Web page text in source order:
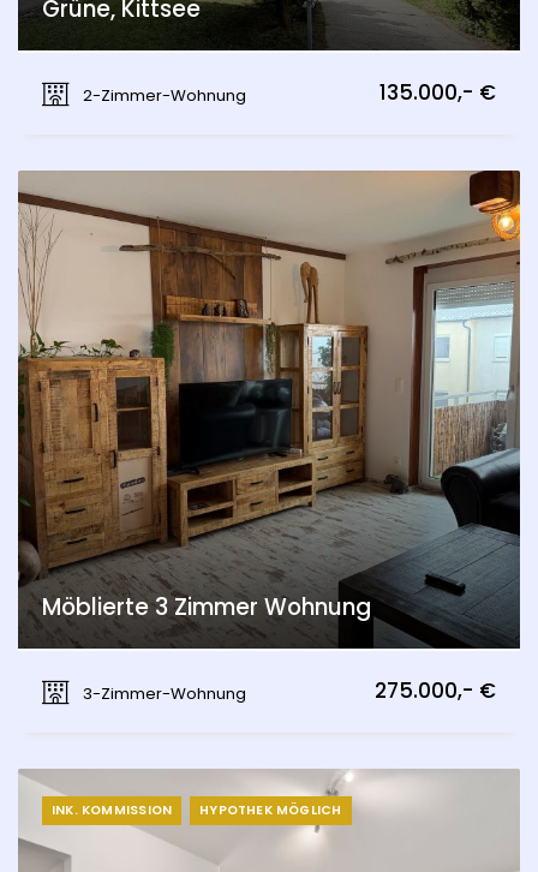
Grüne, Kittsee
2-Zimmer-Wohnung
135.000,- €
Möblierte 3 Zimmer Wohnung
3-Zimmer-Wohnung
275.000,- €
INK. KOMMISSION HYPOTHEK MÖGLICH